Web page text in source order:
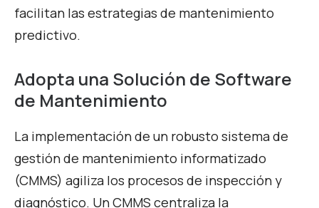
facilitan las estrategias de mantenimiento
predictivo.
Adopta una Solución de Software
de Mantenimiento
La implementación de un robusto sistema de
gestión de mantenimiento informatizado
(CMMS) agiliza los procesos de inspección y
diagnóstico. Un CMMS centraliza la